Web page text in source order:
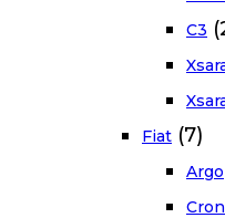
C3
Fiat (7)
Argo